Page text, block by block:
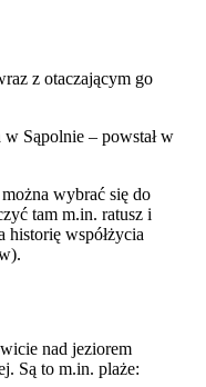
z otaczającym go
Sąpolnie – powstał w
wybrać się do
tam m.in. ratusz i
historię współżycia
nad jeziorem
Są to m.in. plaże: